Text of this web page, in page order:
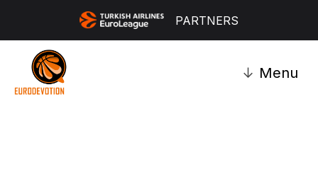
PARTNERS
↓ Menu